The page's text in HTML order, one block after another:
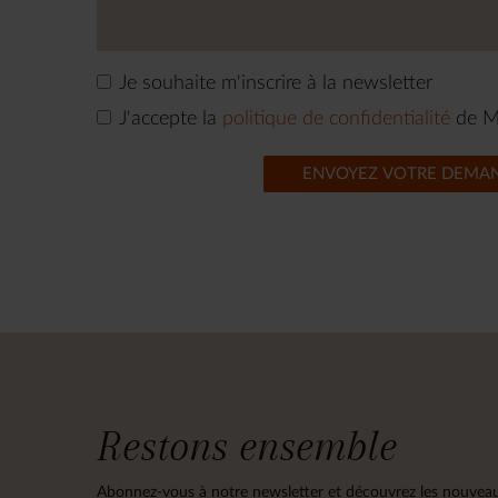
Je souhaite m'inscrire à la newsletter
J'accepte la politique de confidentialité de
ENVOYEZ VOTRE
Restons ensemble
Abonnez-vous à notre newsletter et découvrez les